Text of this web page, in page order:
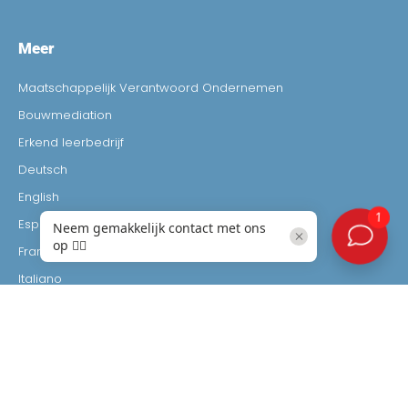
Meer
Maatschappelijk Verantwoord Ondernemen
Bouwmediation
Erkend leerbedrijf
Deutsch
English
Español
Français
Italiano